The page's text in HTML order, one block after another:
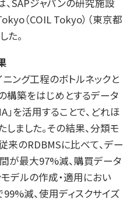
、SAPジャパンの研究施設
（COIL Tokyo）（東京都
た。
ング工程のボトルネックと
構築をはじめとするデータ
」を活用することで、どれほ
ました。その結果、分類モ
来のRDBMSに比べて、デー
が最大97%減、購買データ
デルの作成・適用におい
減、使用ディスクサイズ